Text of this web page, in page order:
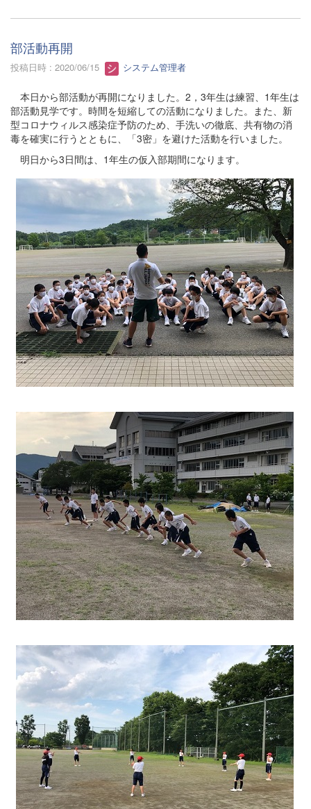
部活動再開
投稿日時 : 2020/06/15 システム管理者
本日から部活動が再開になりました。2，3年生は練習、1年生は
部活動見学です。時間を短縮しての活動になりました。また、新
型コロナウィルス感染症予防のため、手洗いの徹底、共有物の消
毒を確実に行うとともに、「3密」を避けた活動を行いました。
明日から3日間は、1年生の仮入部期間になります。